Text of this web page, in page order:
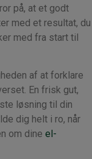
på, at et godt
med et resultat, du
med fra start til
af at forklare
En frisk gut,
løsning til din
dig helt i ro, når
om dine el-